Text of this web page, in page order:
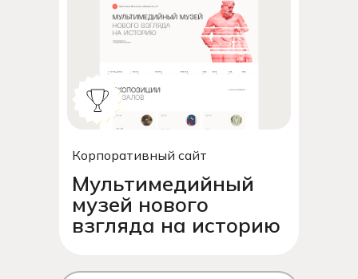
Мультимедийный
музей нового
взгляда на историю
Корпоративный сайт
Есть идея?
Обсудим
Расскажите о проекте и
задайте вопросы — мы скоро
ответим